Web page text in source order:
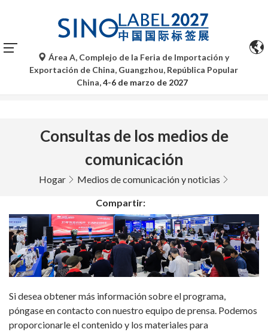
Las traducciones automáticas de Google Translate son
solo de referencia y pueden contener imprecisiones. Para
cualquier duda, consulte la versión original.
Área A, Complejo de la Feria de Importación y
Exportación de China, Guangzhou, República Popular
China,4-6 de marzo de 2027
Consultas de los medios de
comunicación
Hogar Medios de comunicación y noticias
Compartir:
Si desea obtener más información sobre el programa,
póngase en contacto con nuestro equipo de prensa. Podemos
proporcionarle el contenido y los materiales para